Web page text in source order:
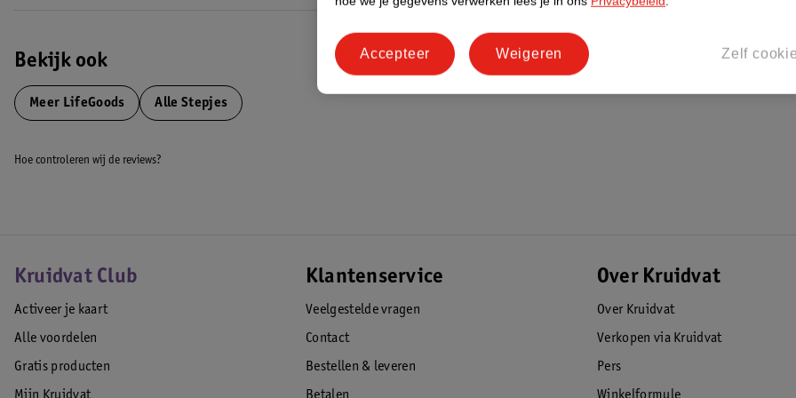
Om te zorgen dat iedereen tussen de 5-8 jaar de step kan gebruiken, is het stuur verstelbaar in hoogte. Kies tussen
een hoogte van 59 cm, 65 cm, 71 cm of 77 cm. Groeit je kind, dan groeit de step dus gewoon mee! Ook kan de step
zo makkelijk gedeeld worden tussen broertjes, zusjes, vrienden etc. Let wel op: het maximale gewicht om te step
te gebruiken is 50 kg.
naar links of naar rechts te kantelen. De zachte handgrepen zorgen ervoor dat het stuur niet hard schokt. Omdat de
Eenvoudig in elkaar te zetten
Bekijk ook
Meer LifeGoods Alle Stepjes
Hoe controleren wij de reviews?
Kruidvat Club
Activeer je kaart
Alle voordelen
Gratis producten
Klantenservice
Veelgestelde vragen
Contact
Bestellen & leveren
Over Kruidvat
Over Kruidvat
Verkopen via Kruidvat
Pers
Zelf
Weigeren
Accepteer